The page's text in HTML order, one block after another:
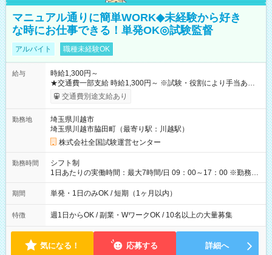
マニュアル通りに簡単WORK◆未経験から好き
な時にお仕事できる！単発OK◎試験監督
アルバイト 職種未経験OK
給与
時給1,300円～
★交通費一部支給 時給1,300円～ ※試験・役割により手当あり
※勤務回数により昇給あり 【即給（前払い）オプションあ
り！】 希望される場合、勤務から1週間ほどで給与の一部を受け
例】 ・河合塾模擬試験 8:30～17:30（休憩1時間） 時給1,300円
×8時間＝日収10,400円＋交通費 ※当日の役割により時給＋100
円の場合あり ・国家試験 7:00～13:30（休憩なし） 時給1,300
円（役割手当＋100円）×6時間＝日収8,400円＋交通費 【試用期
間】試用期間なし
交通費別途支給あり
勤務地
埼玉県川越市
埼玉県川越市脇田町（最寄り駅：川越駅）
株式会社全国試験運営センター
勤務時間
シフト制
1日あたりの実働時間：最大7時間/日 09：00～17：00 ※勤務時
間は 試験により異なります。
期間 単発・1日のみOK / 短期（1ヶ月以内）
特徴 週1日からOK / 副業・WワークOK / 10名以上の大量募集
気になる！ 応募する 詳細へ